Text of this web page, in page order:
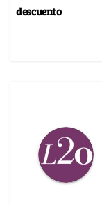
descuento